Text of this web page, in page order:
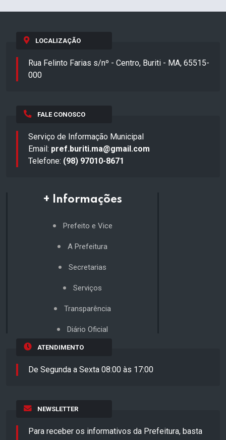
LOCALIZAÇÃO
Rua Felinto Farias s/nº - Centro, Buriti - MA, 65515-
000
FALE CONOSCO
Serviço de Informação Municipal
Email: pref.buriti.ma@gmail.com
Telefone: (98) 97010-8671
+ Informações
Prefeito e Vice
A Prefeitura
Secretarias
Serviços
Transparência
Diário Oficial
ATENDIMENTO
De Segunda a Sexta 08:00 às 17:00
NEWSLETTER
Para receber os informativos da Prefeitura, basta